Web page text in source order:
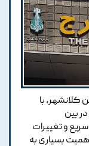
کلانشهر، با
در بین
و تغییرات
بسیاری به